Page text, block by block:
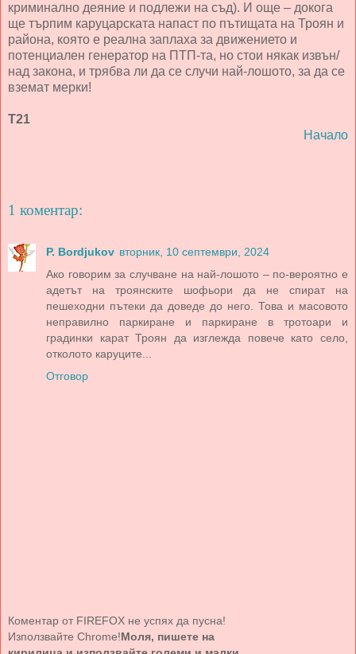
криминално деяние и подлежи на съд). И още – докога
ще търпим каруцарската напаст по пътищата на Троян и
района, която е реална заплаха за движението и
потенциален генератор на ПТП-та, но стои някак извън/
над закона, и трябва ли да се случи най-лошото, за да се
вземат мерки!
Т21
Начало
1 коментар:
P. Bordjukov вторник, 10 септември, 2024
Ако говорим за случване на най-лошото – по-вероятно е
адетът на троянските шофьори да не спират на
пешеходни пътеки да доведе до него. Това и масовото
неправилно паркиране и паркиране в тротоари и
градинки карат Троян да изглежда повече като село,
отколото каруците...
Отговор
Коментар от FIREFOX не успях да пусна!
Използвайте Chrome!Моля, пишете на